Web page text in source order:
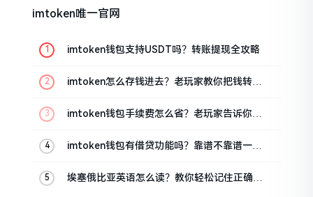
imtoken唯一官网
imtoken钱包支持USDT吗？转账提现全攻略
imtoken怎么存钱进去？老玩家教你把钱转进
imtoken钱包手续费怎么省？老玩家告诉你几
imtoken钱包有借贷功能吗？靠谱不靠谱一文
埃塞俄比亚英语怎么读？教你轻松记住正确发